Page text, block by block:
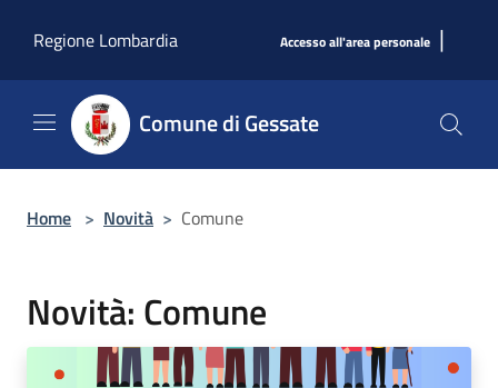
Regione Lombardia
Accesso all'area personale |
Comune di Gessate
Home > Novità > Comune
Novità: Comune